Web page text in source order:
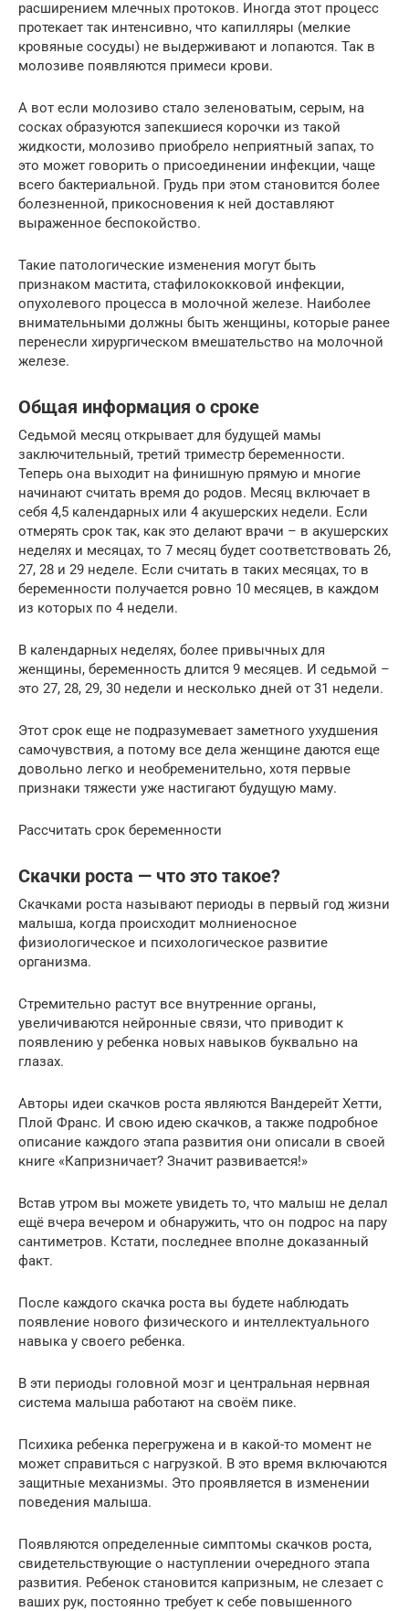
расширением млечных протоков. Иногда этот процесс
протекает так интенсивно, что капилляры (мелкие
кровяные сосуды) не выдерживают и лопаются. Так в
молозиве появляются примеси крови.
А вот если молозиво стало зеленоватым, серым, на
сосках образуются запекшиеся корочки из такой
жидкости, молозиво приобрело неприятный запах, то
это может говорить о присоединении инфекции, чаще
всего бактериальной. Грудь при этом становится более
болезненной, прикосновения к ней доставляют
выраженное беспокойство.
Такие патологические изменения могут быть
признаком мастита, стафилококковой инфекции,
опухолевого процесса в молочной железе. Наиболее
внимательными должны быть женщины, которые ранее
перенесли хирургическом вмешательство на молочной
железе.
Общая информация о сроке
Седьмой месяц открывает для будущей мамы
заключительный, третий триместр беременности.
Теперь она выходит на финишную прямую и многие
начинают считать время до родов. Месяц включает в
себя 4,5 календарных или 4 акушерских недели. Если
отмерять срок так, как это делают врачи – в акушерских
неделях и месяцах, то 7 месяц будет соответствовать 26,
27, 28 и 29 неделе. Если считать в таких месяцах, то в
беременности получается ровно 10 месяцев, в каждом
из которых по 4 недели.
В календарных неделях, более привычных для
женщины, беременность длится 9 месяцев. И седьмой –
это 27, 28, 29, 30 недели и несколько дней от 31 недели.
Этот срок еще не подразумевает заметного ухудшения
самочувствия, а потому все дела женщине даются еще
довольно легко и необременительно, хотя первые
признаки тяжести уже настигают будущую маму.
Рассчитать срок беременности
Скачки роста — что это такое?
Скачками роста называют периоды в первый год жизни
малыша, когда происходит молниеносное
физиологическое и психологическое развитие
организма.
Стремительно растут все внутренние органы,
увеличиваются нейронные связи, что приводит к
появлению у ребенка новых навыков буквально на
глазах.
Авторы идеи скачков роста являются Вандерейт Хетти,
Плой Франс. И свою идею скачков, а также подробное
описание каждого этапа развития они описали в своей
книге «Капризничает? Значит развивается!»
Встав утром вы можете увидеть то, что малыш не делал
ещё вчера вечером и обнаружить, что он подрос на пару
сантиметров. Кстати, последнее вполне доказанный
факт.
После каждого скачка роста вы будете наблюдать
появление нового физического и интеллектуального
навыка у своего ребенка.
В эти периоды головной мозг и центральная нервная
система малыша работают на своём пике.
Психика ребенка перегружена и в какой-то момент не
может справиться с нагрузкой. В это время включаются
защитные механизмы. Это проявляется в изменении
поведения малыша.
Появляются определенные симптомы скачков роста,
свидетельствующие о наступлении очередного этапа
развития. Ребенок становится капризным, не слезает с
ваших рук, постоянно требует к себе повышенного